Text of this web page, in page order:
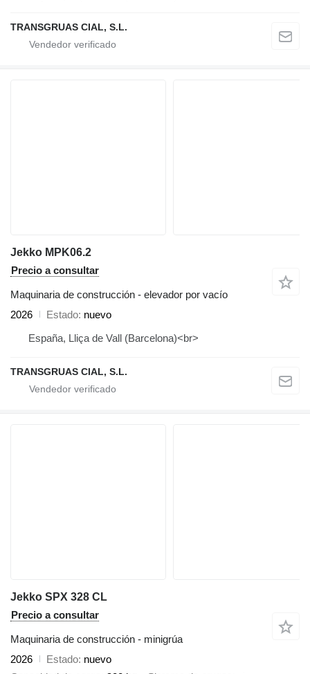
TRANSGRUAS CIAL, S.L.
Jekko MPK06.2
Precio a consultar
Maquinaria de construcción - elevador por vacío
2026
Estado nuevo
España, Lliça de Vall (Barcelona)<br>
TRANSGRUAS CIAL, S.L.
Jekko SPX 328 CL
Precio a consultar
Maquinaria de construcción - minigrúa
2026
Estado nuevo